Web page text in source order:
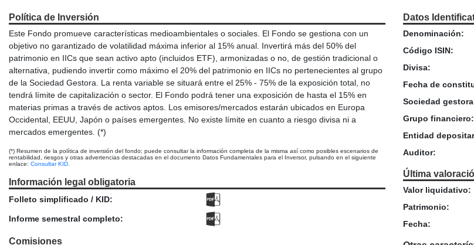
Política de Inversión
Este Fondo promueve características medioambientales o sociales. El Fondo se gestiona con un
objetivo no garantizado de volatilidad máxima inferior al 15% anual. Invertirá más del 50% del
patrimonio en IICs que sean activo apto (incluidos ETF), armonizadas o no, de gestión tradicional o
alternativa, pudiendo invertir como máximo el 20% del patrimonio en IICs no pertenecientes al grupo
de la Sociedad Gestora. La renta variable se situará entre el 25% - 75% de la exposición total, no
tendrá límite de capitalización o sector. El Fondo podrá tener una exposición de hasta el 15% en
materias primas a través de activos aptos. Los emisores/mercados estarán ubicados en Europa
Occidental, EEUU, Japón o países emergentes. No existe límite en cuanto a riesgo divisa ni a
mercados emergentes. (*)
(*) Resumen de la política de inversión del fondo; puede consultar la información completa de la misma así como posibles escenarios de
rentabilidad, riesgos y otras advertencias destacadas en el documento Datos Fundamentales para el Inversor, pulsando en el siguiente
enlace: Consultar KID.
Información legal obligatoria
Folleto simplificado / KID:
Informe semestral completo:
Comisiones
Datos
Denominación:
Código ISIN:
Divisa:
Fecha de
Sociedad
Grupo financiero:
Entidad
Auditor:
Última
Valor liquidativo:
Patrimonio:
Fecha: